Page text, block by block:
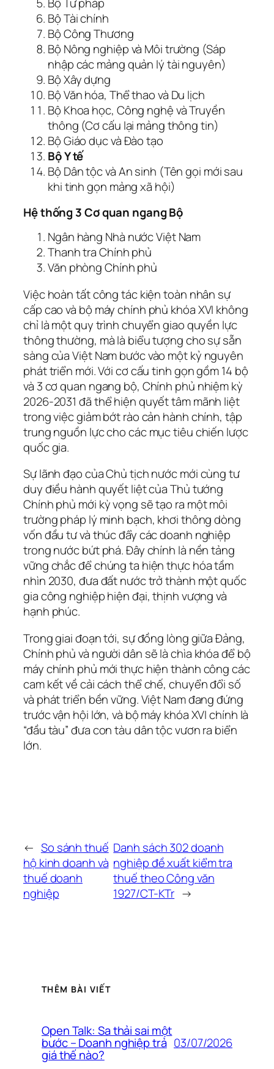
Bộ Tư pháp
Bộ Tài chính
Bộ Công Thương
Bộ Nông nghiệp và Môi trường (Sáp
nhập các mảng quản lý tài nguyên)
Bộ Xây dựng
Bộ Văn hóa, Thể thao và Du lịch
Bộ Khoa học, Công nghệ và Truyền
thông (Cơ cấu lại mảng thông tin)
Bộ Giáo dục và Đào tạo
Bộ Y tế
Bộ Dân tộc và An sinh (Tên gọi mới sau
khi tinh gọn mảng xã hội)
Hệ thống 3 Cơ quan ngang Bộ
Ngân hàng Nhà nước Việt Nam
Thanh tra Chính phủ
Văn phòng Chính phủ
Việc hoàn tất công tác kiện toàn nhân sự
cấp cao và bộ máy chính phủ khóa XVI không
chỉ là một quy trình chuyển giao quyền lực
thông thường, mà là biểu tượng cho sự sẵn
sàng của Việt Nam bước vào một kỷ nguyên
phát triển mới. Với cơ cấu tinh gọn gồm 14 bộ
và 3 cơ quan ngang bộ, Chính phủ nhiệm kỳ
2026-2031 đã thể hiện quyết tâm mãnh liệt
trong việc giảm bớt rào cản hành chính, tập
trung nguồn lực cho các mục tiêu chiến lược
quốc gia.
Sự lãnh đạo của Chủ tịch nước mới cùng tư
duy điều hành quyết liệt của Thủ tướng
Chính phủ mới kỳ vọng sẽ tạo ra một môi
trường pháp lý minh bạch, khơi thông dòng
vốn đầu tư và thúc đẩy các doanh nghiệp
trong nước bứt phá. Đây chính là nền tảng
vững chắc để chúng ta hiện thực hóa tầm
nhìn 2030, đưa đất nước trở thành một quốc
gia công nghiệp hiện đại, thịnh vượng và
hạnh phúc.
Trong giai đoạn tới, sự đồng lòng giữa Đảng,
Chính phủ và người dân sẽ là chìa khóa để bộ
máy chính phủ mới thực hiện thành công các
cam kết về cải cách thể chế, chuyển đổi số
và phát triển bền vững. Việt Nam đang đứng
trước vận hội lớn, và bộ máy khóa XVI chính là
“đầu tàu” đưa con tàu dân tộc vươn ra biển
lớn.
← So sánh thuế
hộ kinh doanh và
thuế doanh
nghiệp
Danh sách 302 doanh
nghiệp đề xuất kiểm tra
thuế theo Công văn
1927/CT-KTr →
THÊM BÀI VIẾT
Open Talk: Sa thải sai một
bước – Doanh nghiệp trả
giá thế nào?
03/07/2026